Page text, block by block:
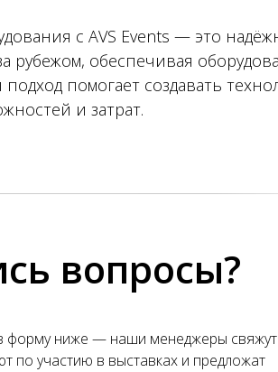
с AVS Events — это
обеспечивая
помогает создавать
и затрат.
вопросы?
форму ниже — наши менеджеры
по участию в выставках и предложат